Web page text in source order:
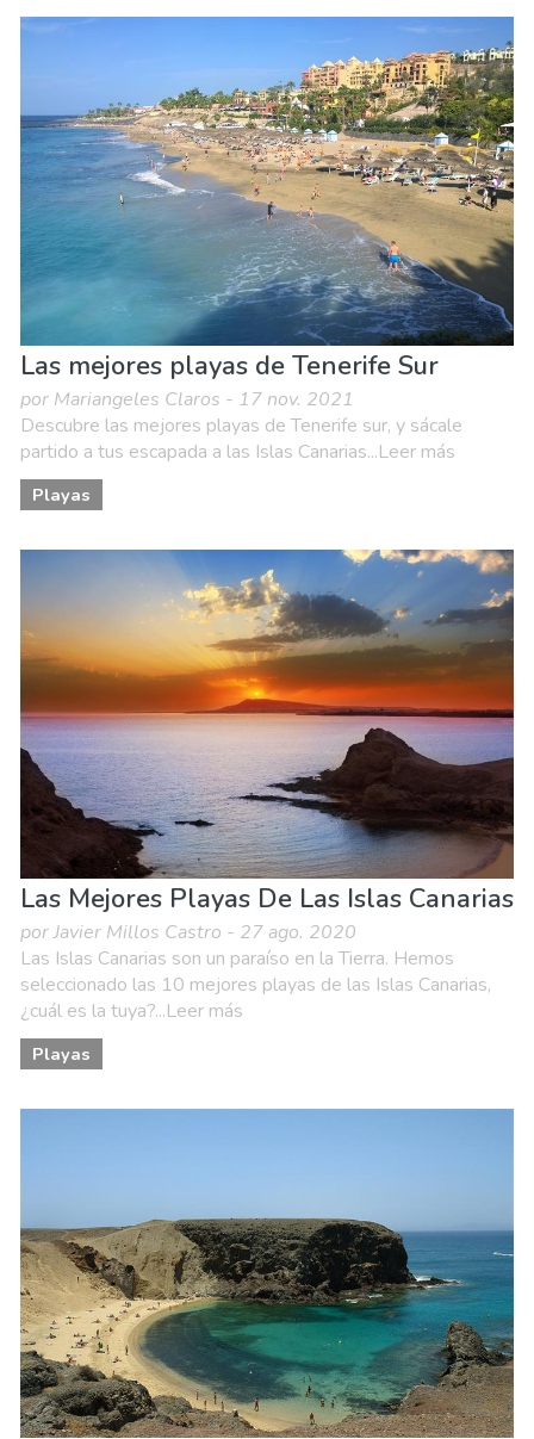
Las mejores playas de Tenerife Sur
por Mariangeles Claros - 17 nov. 2021
Descubre las mejores playas de Tenerife sur, y sácale
partido a tus escapada a las Islas Canarias...Leer más
Playas
Las Mejores Playas De Las Islas Canarias
por Javier Millos Castro - 27 ago. 2020
Las Islas Canarias son un paraíso en la Tierra. Hemos
seleccionado las 10 mejores playas de las Islas Canarias,
¿cuál es la tuya?...Leer más
Playas